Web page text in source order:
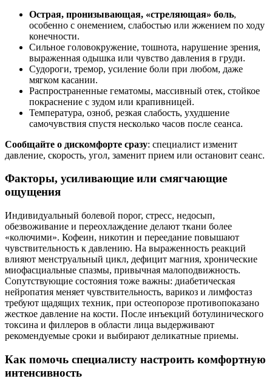
Острая, пронизывающая, «стреляющая» боль,
особенно с онемением, слабостью или жжением по ходу
конечности.
Сильное головокружение, тошнота, нарушение зрения,
выраженная одышка или чувство давления в груди.
Судороги, тремор, усиление боли при любом, даже
мягком касании.
Распространенные гематомы, массивный отек, стойкое
покраснение с зудом или крапивницей.
Температура, озноб, резкая слабость, ухудшение
самочувствия спустя несколько часов после сеанса.
Сообщайте о дискомфорте сразу: специалист изменит
давление, скорость, угол, заменит прием или остановит сеанс.
Факторы, усиливающие или смягчающие
ощущения
Индивидуальный болевой порог, стресс, недосып,
обезвоживание и переохлаждение делают ткани более
«колючими». Кофеин, никотин и переедание повышают
чувствительность к давлению. На выраженность реакций
влияют менструальный цикл, дефицит магния, хронические
миофасциальные спазмы, привычная малоподвижность.
Сопутствующие состояния тоже важны: диабетическая
нейропатия меняет чувствительность, варикоз и лимфостаз
требуют щадящих техник, при остеопорозе противопоказано
жесткое давление на кости. После инъекций ботулинического
токсина и филлеров в области лица выдерживают
рекомендуемые сроки и выбирают деликатные приемы.
Как помочь специалисту настроить комфортную
интенсивность